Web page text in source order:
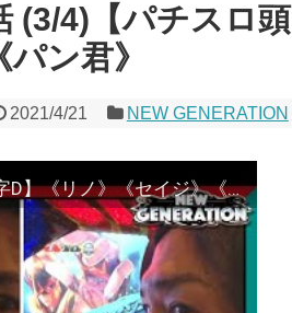
(3/4)【パチスロ頭
ン君》
2021/4/21 NEW GENERATION
NEW GENERATION 第181話 (3/4)【パチスロ頭文字D】《リノ》《セイジ》《パン君》[ジャンバリ.TV][パチスロ][スロット]